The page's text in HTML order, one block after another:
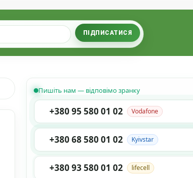
ПІДПИСАТИСЯ
Пишіть нам — відповімо зранку
+380 95 580 01 02 Vodafone
+380 68 580 01 02 Kyivstar
+380 93 580 01 02 lifecell